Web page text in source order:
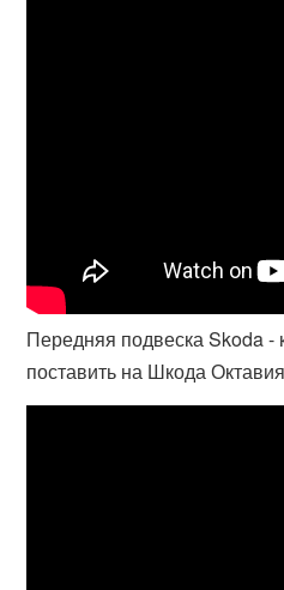
Передняя подвеска Skoda -
поставить на Шкода